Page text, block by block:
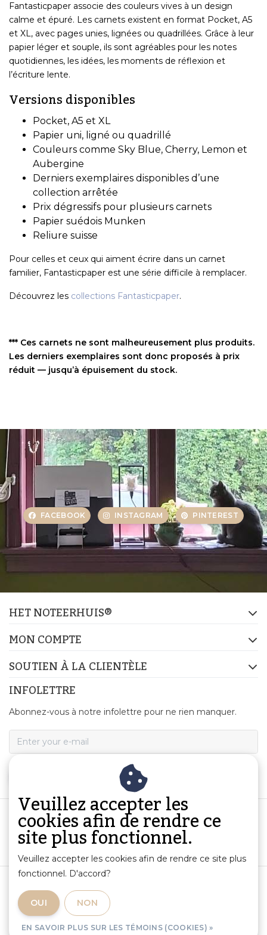
Fantasticpaper associe des couleurs vives à un design
calme et épuré. Les carnets existent en format Pocket, A5
et XL, avec pages unies, lignées ou quadrillées. Grâce à leur
papier léger et souple, ils sont agréables pour les notes
quotidiennes, les idées, les moments de réflexion et
l’écriture lente.
Versions disponibles
Pocket, A5 et XL
Papier uni, ligné ou quadrillé
Couleurs comme Sky Blue, Cherry, Lemon et
Aubergine
Derniers exemplaires disponibles d’une
collection arrêtée
Prix dégressifs pour plusieurs carnets
Papier suédois Munken
Reliure suisse
Pour celles et ceux qui aiment écrire dans un carnet
familier, Fantasticpaper est une série difficile à remplacer.
Découvrez les collections Fantasticpaper.
*** Ces carnets ne sont malheureusement plus produits.
Les derniers exemplaires sont donc proposés à prix
réduit — jusqu’à épuisement du stock.
FACEBOOK INSTAGRAM PINTEREST
HET NOTEERHUIS®
MON COMPTE
SOUTIEN À LA CLIENTÈLE
INFOLETTRE
Abonnez-vous à notre infolettre pour ne rien manquer.
Informations sur les produits et responsabilité
Politique de Confidentialité
Veuillez accepter les
cookies afin de rendre ce
site plus fonctionnel.
Veuillez accepter les cookies afin de rendre ce site plus
fonctionnel. D'accord?
OUI NON
EN SAVOIR PLUS SUR LES TÉMOINS (COOKIES) »